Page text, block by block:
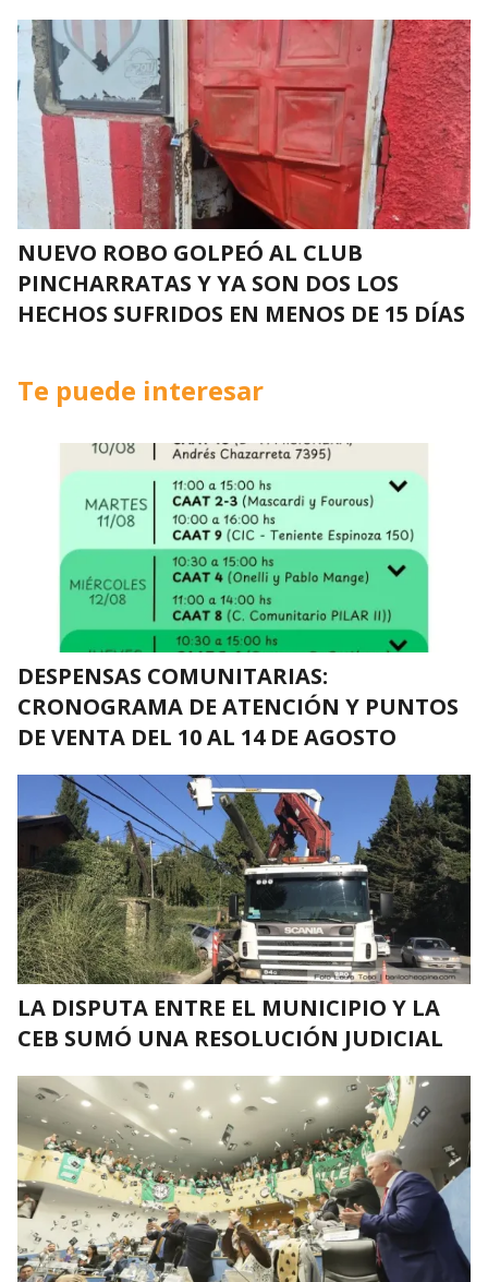
NUEVO ROBO GOLPEÓ AL CLUB
PINCHARRATAS Y YA SON DOS LOS
HECHOS SUFRIDOS EN MENOS DE 15 DÍAS
Te puede interesar
DESPENSAS COMUNITARIAS:
CRONOGRAMA DE ATENCIÓN Y PUNTOS
DE VENTA DEL 10 AL 14 DE AGOSTO
LA DISPUTA ENTRE EL MUNICIPIO Y LA
CEB SUMÓ UNA RESOLUCIÓN JUDICIAL